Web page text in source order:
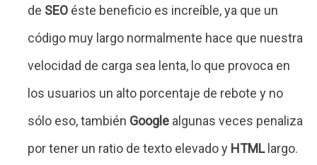
de SEO éste beneficio es increíble, ya que un
código muy largo normalmente hace que nuestra
velocidad de carga sea lenta, lo que provoca en
los usuarios un alto porcentaje de rebote y no
sólo eso, también Google algunas veces penaliza
por tener un ratio de texto elevado y HTMLlargo.